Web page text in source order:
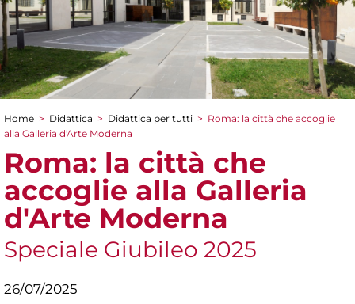
Tu sei qui
Home > Didattica > Didattica per tutti > Roma: la città che accoglie
alla Galleria d'Arte Moderna
Roma: la città che
accoglie alla Galleria
d'Arte Moderna
Speciale Giubileo 2025
26/07/2025